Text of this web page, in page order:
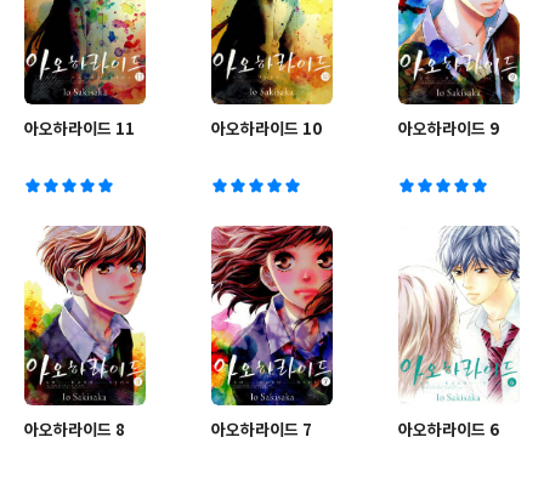
아오하라이드 11 아오하라이드 10 아오하라이드 9
아오하라이드 8 아오하라이드 7 아오하라이드 6